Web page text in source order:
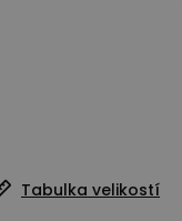
Tabulka velikostí